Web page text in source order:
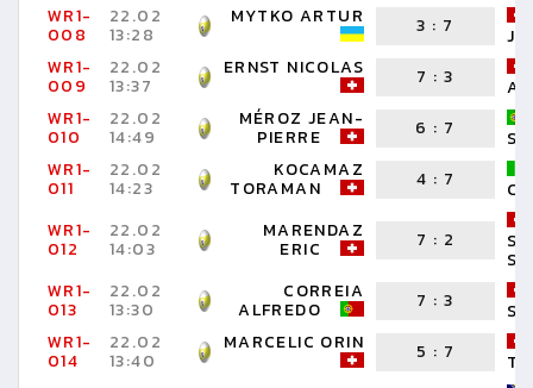
WR1-
008
22.02
13:28
MYTKO ARTUR 3 : 7
WR1-
009
22.02
13:37
ERNST NICOLAS 7 :3
WR1-
010
22.02
14:49
MÉROZ JEAN-
PIERRE 6 : 7
WR1-
011
22.02
14:23
KOCAMAZ
TORAMAN 4 : 7
WR1-
012
22.02
14:03
MARENDAZ
ERIC 7 : 2
WR1-
013
22.02
13:30
CORREIA
ALFREDO 7 :3
WR1-
014
22.02
13:40
MARCELIC ORIN 5 : 7